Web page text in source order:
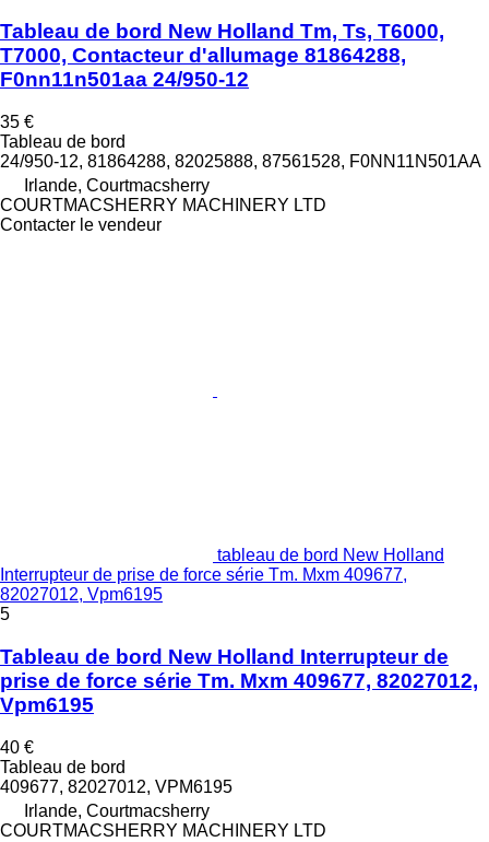
Tableau de bord New Holland Tm, Ts, T6000,
T7000, Contacteur d'allumage 81864288,
F0nn11n501aa 24/950-12
35 €
Tableau de bord
24/950-12, 81864288, 82025888, 87561528, F0NN11N501AA
Irlande, Courtmacsherry
COURTMACSHERRY MACHINERY LTD
Contacter le vendeur
tableau de bord New Holland
Interrupteur de prise de force série Tm. Mxm 409677,
82027012, Vpm6195
5
Tableau de bord New Holland Interrupteur de
prise de force série Tm. Mxm 409677, 82027012,
Vpm6195
40 €
Tableau de bord
409677, 82027012, VPM6195
Irlande, Courtmacsherry
COURTMACSHERRY MACHINERY LTD